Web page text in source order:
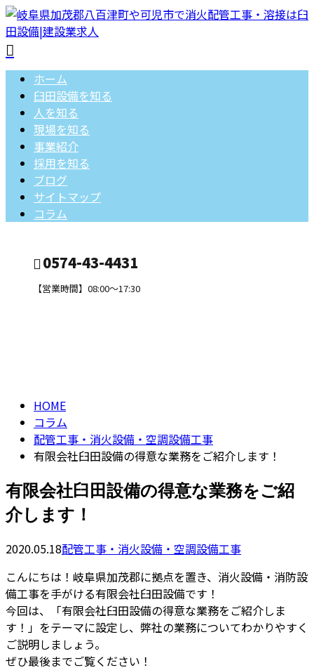
ホーム
臼田設備を知る
人を知る
現場を知る
事業紹介
採用を知る
ブログ
サイトマップ
コラム
0574-43-4431
【営業時間】08:00～17:30
HOME
コラム
配管工事・消火設備・空調設備工事
有限会社臼田設備の得意な業務をご紹介します！
有限会社臼田設備の得意な業務をご紹
介します！
2020.05.18配管工事・消火設備・空調設備工事
こんにちは！岐阜県加茂郡に拠点を置き、消火設備・消防設
備工事を手がける有限会社臼田設備です！
今回は、「有限会社臼田設備の得意な業務をご紹介しま
す！」をテーマに設定し、弊社の業務についてわかりやすく
ご説明しましょう。
ぜひ最後までご覧ください！